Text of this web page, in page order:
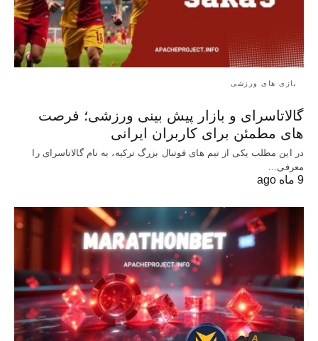
X
بازی های ورزشی
گالاتاسرای و بازار پیش‌ بینی ورزشی؛ فرصت‌
های مطمئن برای کاربران ایرانی
در این مطلب یکی از تیم های فوتبال بزرگ ترکیه، به نام گالاتاسرای را
معرفی…
9 ماه ago